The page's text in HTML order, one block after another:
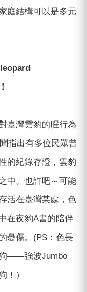
庭結構可以是多元
臺灣雲豹的腥行為
指出有多位民眾曾
的紀錄存證，雲豹
中。也許吧～可能
活在臺灣某處，色
在夜豹A書的陪伴
憂傷。(PS：色長
狗——強波Jumbo
！）